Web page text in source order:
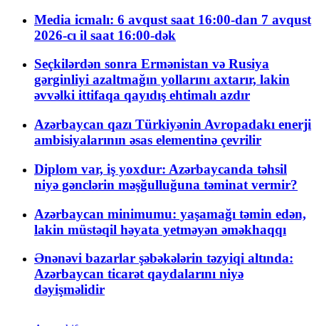
Media icmalı: 6 avqust saat 16:00-dan 7 avqust
2026-cı il saat 16:00-dək
Seçkilərdən sonra Ermənistan və Rusiya
gərginliyi azaltmağın yollarını axtarır, lakin
əvvəlki ittifaqa qayıdış ehtimalı azdır
Azərbaycan qazı Türkiyənin Avropadakı enerji
ambisiyalarının əsas elementinə çevrilir
Diplom var, iş yoxdur: Azərbaycanda təhsil
niyə gənclərin məşğulluğuna təminat vermir?
Azərbaycan minimumu: yaşamağı təmin edən,
lakin müstəqil həyata yetməyən əməkhaqqı
Ənənəvi bazarlar şəbəkələrin təzyiqi altında:
Azərbaycan ticarət qaydalarını niyə
dəyişməlidir